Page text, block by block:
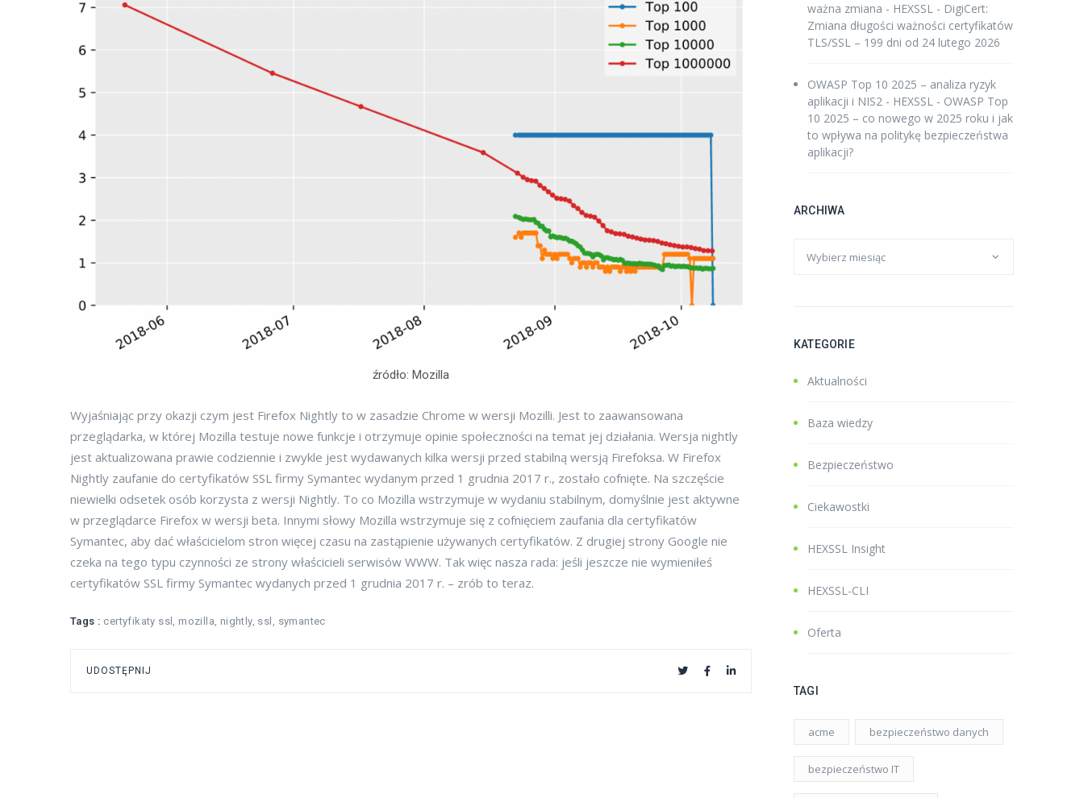
źródło: Mozilla
Wyjaśniając przy okazji czym jest Firefox Nightly to w zasadzie Chrome w wersji Mozilli. Jest to zaawansowana
przeglądarka, w której Mozilla testuje nowe funkcje i otrzymuje opinie społeczności na temat jej działania. Wersja nightly
jest aktualizowana prawie codziennie i zwykle jest wydawanych kilka wersji przed stabilną wersją Firefoksa. W Firefox
Nightly zaufanie do certyfikatów SSL firmy Symantec wydanym przed 1 grudnia 2017 r., zostało cofnięte. Na szczęście
niewielki odsetek osób korzysta z wersji Nightly. To co Mozilla wstrzymuje w wydaniu stabilnym, domyślnie jest aktywne
w przeglądarce Firefox w wersji beta. Innymi słowy Mozilla wstrzymuje się z cofnięciem zaufania dla certyfikatów
Symantec, aby dać właścicielom stron więcej czasu na zastąpienie używanych certyfikatów. Z drugiej strony Google nie
czeka na tego typu czynności ze strony właścicieli serwisów WWW. Tak więc nasza rada: jeśli jeszcze nie wymieniłeś
certyfikatów SSL firmy Symantec wydanych przed 1 grudnia 2017 r. – zrób to teraz.
Tags : certyfikaty ssl , mozilla, nightly, ssl , symantec
UDOSTĘPNIJ
ważna zmiana - HEXSSL - DigiCert:
Zmiana długości ważności certyfikatów
TLS/SSL – 199 dni od 24 lutego 2026
OWASP Top 10 2025 – analiza ryzyk
aplikacji i NIS2 - HEXSSL - OWASP Top
10 2025 – co nowego w 2025 roku i jak
to wpływa na politykę bezpieczeństwa
aplikacji?
ARCHIWA
KATEGORIE
Aktualności
Baza wiedzy
Bezpieczeństwo
Ciekawostki
HEXSSL Insight
HEXSSL-CLI
Oferta
TAGI
acme bezpieczeństwo danych
bezpieczeństwo IT